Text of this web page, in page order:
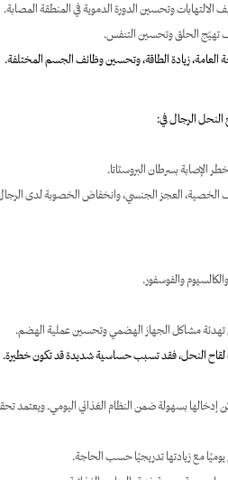
الالتهابات وتحسين الدورة الدموية في المنطقة المصابة.
تهيّج الحلق وتحسين التنفس.
زيادة الطاقة، وتحسين وظائف الجسم المختلفة.
النحل الرجال في:
الإصابة بسرطان البروستاتا.
الخصية، العجز الجنسي، وانخفاض الخصوبة لدى
والفوسفور.
تهدئة مشاكل الجهاز الهضمي وتحسين عملية الهضم.
النحل، فقد تسبب حساسية شديدة قد تكون خطيرة.
بسهولة ضمن النظام الغذائي اليومي. ويعتمد
مع زيادتها تدريجيًا حسب الحاجة.